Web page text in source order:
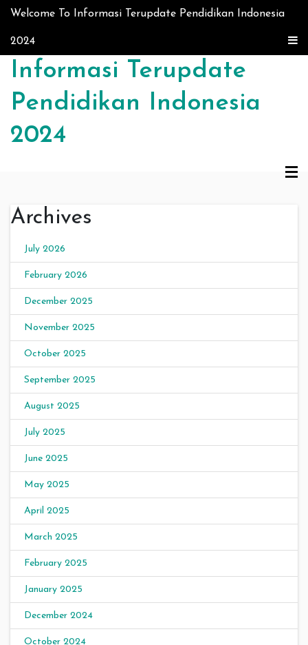
Skip to content
Welcome To Informasi Terupdate Pendidikan Indonesia
2024
Informasi Terupdate
Pendidikan Indonesia
2024
Archives
July 2026
February 2026
December 2025
November 2025
October 2025
September 2025
August 2025
July 2025
June 2025
May 2025
April 2025
March 2025
February 2025
January 2025
December 2024
October 2024